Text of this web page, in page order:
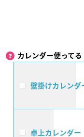
カレンダー使ってる
壁掛けカレンダ
卓上カレンダー